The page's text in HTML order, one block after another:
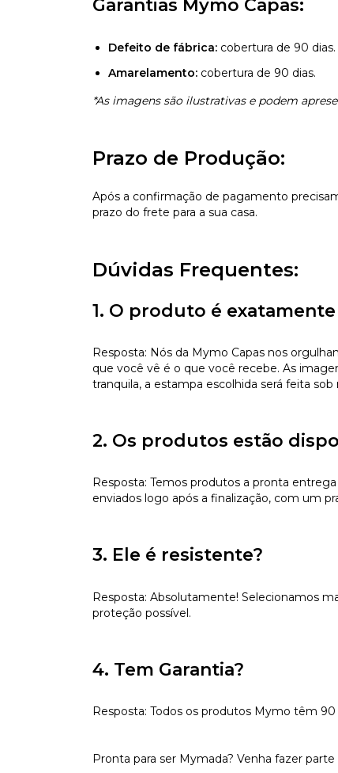
Garantias Mymo Capas:
Defeito de fábrica: cobertura de 90 dias.
Amarelamento: cobertura de 90 dias.
*As imagens são ilustrativas e podem
Prazo de Produção:
Após a confirmação de pagamento
prazo do frete para a sua casa.
Dúvidas Frequentes:
1. O produto é
Resposta: Nós da Mymo Capas nos
que você vê é o que você recebe. As
tranquila, a estampa escolhida será feita
2. Os produtos estão
Resposta: Temos produtos a pronta
enviados logo após a finalização, com um
3. Ele é resistente?
Resposta: Absolutamente! Selecionamos
proteção possível.
4. Tem Garantia?
Resposta: Todos os produtos Mymo têm
Pronta para ser Mymada? Venha fazer